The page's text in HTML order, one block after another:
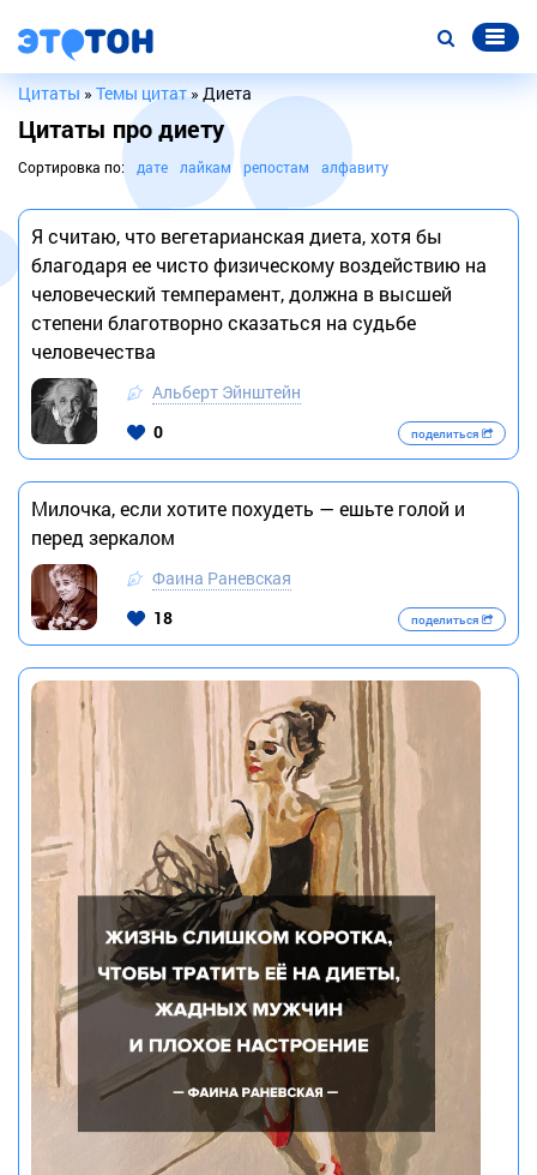
Цитаты » Темы цитат» Диета
Цитаты про диету
Сортировка по: дате лайкам репостам алфавиту
Я считаю, что вегетарианская диета, хотя бы
благодаря ее чисто физическому воздействию на
человеческий темперамент, должна в высшей
степени благотворно сказаться на судьбе
человечества
Альберт Эйнштейн
0
поделиться
Милочка, если хотите похудеть — ешьте голой и
перед зеркалом
Фаина Раневская
18
поделиться